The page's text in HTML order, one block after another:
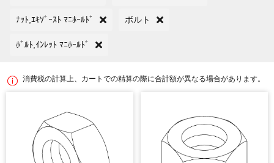
ﾅｯﾄ,ｴｷｿﾞｰｽﾄ ﾏﾆﾎｰﾙﾄﾞ ボルト
ﾎﾞﾙﾄ,ｲﾝﾚｯﾄ ﾏﾆﾎｰﾙﾄﾞ
消費税の計算上、カートでの精算の際に合計額が異なる場合があります。